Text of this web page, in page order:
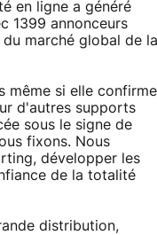
en ligne a généré
1399 annonceurs
marché global de la
même si elle confirme
d'autres supports
sous le signe de
fixons. Nous
développer les
de la totalité
distribution,